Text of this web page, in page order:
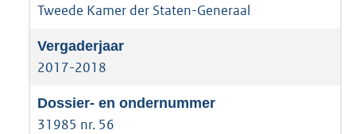
Tweede Kamer der Staten-Generaal
2017-2018
31985 nr. 56